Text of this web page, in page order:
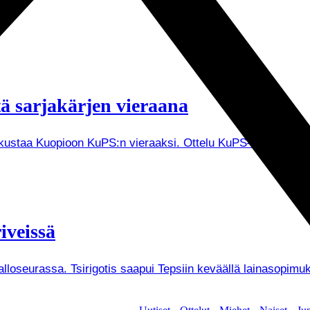
sarjakärjen vieraana
Kuopioon KuPS:n vieraaksi. Ottelu KuPS–TPS
Tsirigotis saapui Tepsiin keväällä